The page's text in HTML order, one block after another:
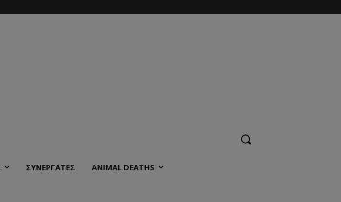
ΣΥΝΕΡΓΑΤΕΣ ANIMAL DEATHS